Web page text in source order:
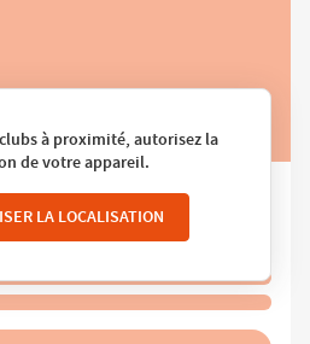
à proximité, autorisez la
de votre appareil.
LA LOCALISATION